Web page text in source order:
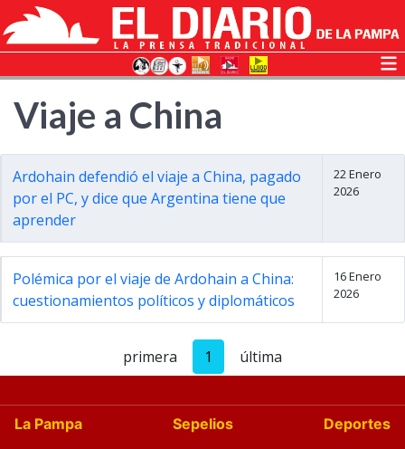
Viaje a China
Ardohain defendió el viaje a China, pagado
por el PC, y dice que Argentina tiene que
aprender
22 Enero
2026
Polémica por el viaje de Ardohain a China:
cuestionamientos políticos y diplomáticos
16 Enero
2026
primera 1 última
La Pampa Sepelios
Deportes